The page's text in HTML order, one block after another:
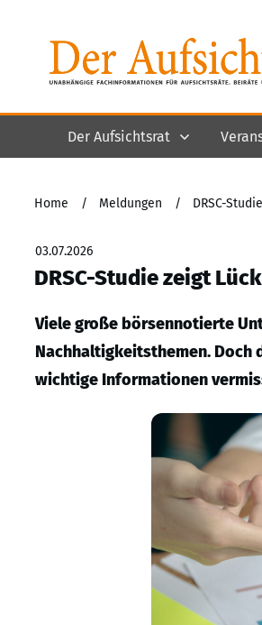
Der Aufsichtsrat
Home / Meldungen / DRSC-
03.07.2026
DRSC-Studie zeigt
Viele große börsennotierte
Nachhaltigkeitsthemen. Doch
wichtige Informationen